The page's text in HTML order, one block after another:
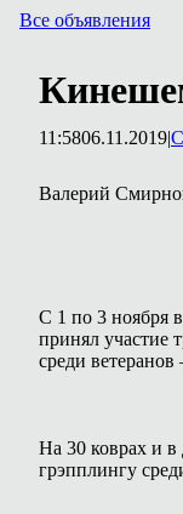
Все объявления
11:5806.11.2019|
Валерий
С 1 по 3 ноября
принял участие
среди
На 30 коврах и в
грэпплингу